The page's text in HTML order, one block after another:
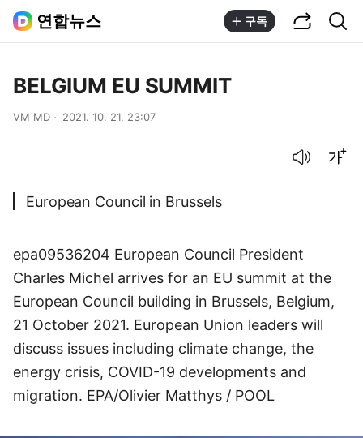
연합뉴스 구독
BELGIUM EU SUMMIT
VM MD 2021. 10. 21. 23:07
European Council in Brussels
epa09536204 European Council President
Charles Michel arrives for an EU summit at the
European Council building in Brussels, Belgium,
21 October 2021. European Union leaders will
discuss issues including climate change, the
energy crisis, COVID-19 developments and
migration. EPA/Olivier Matthys / POOL